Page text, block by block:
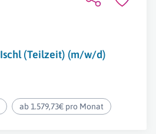
(Teilzeit) (m/w/d)
ab 1.579,73€ pro Monat